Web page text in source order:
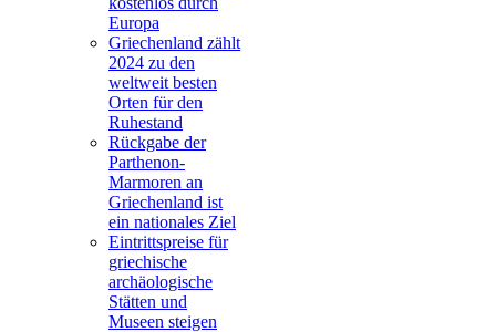
Europa
Griechenland zählt
2024 zu den
weltweit besten
Orten für den
Ruhestand
Rückgabe der
Parthenon-
Marmoren an
Griechenland ist
ein nationales Ziel
Eintrittspreise für
griechische
archäologische
Stätten und
Museen steigen